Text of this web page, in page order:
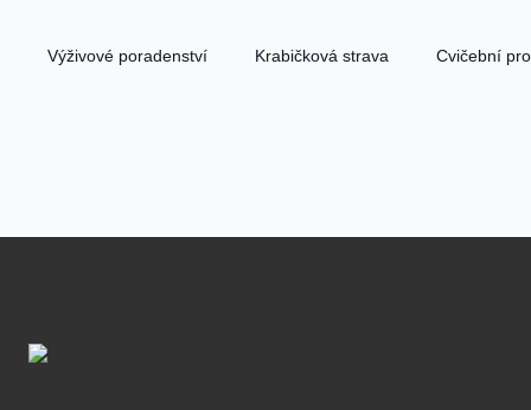
Výživové poradenství Krabičková strava Cvičební